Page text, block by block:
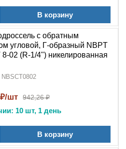
В корзину
с обратным
угловой, Г-образный NBPT
8-02 (R-1/4") никелированная
шт 942,26 ₽
10 шт, 1 день
В корзину